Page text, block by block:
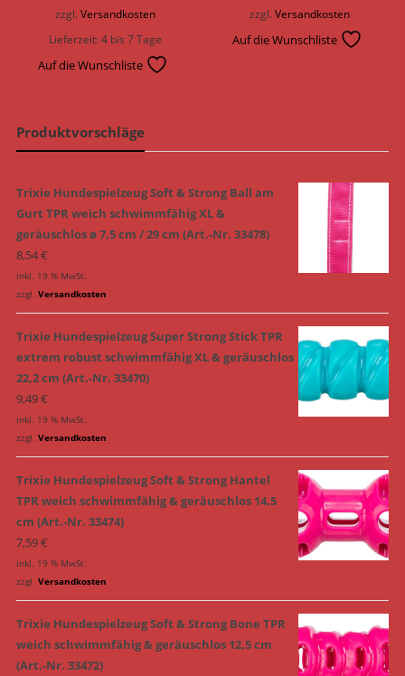
zzgl.Versandkosten
Lieferzeit:4 bis 7 Tage
Auf die Wunschliste
zzgl. Versandkosten
Auf die Wunschliste
Produktvorschläge
Trixie Hundespielzeug Soft & Strong Ball am
Gurt TPR weich schwimmfähig XL &
geräuschlos ø 7,5 cm / 29 cm (Art.-Nr. 33478)
8,54€
inkl. 19 % MwSt.
zzgl. Versandkosten
Trixie Hundespielzeug Super Strong Stick TPR
extrem robust schwimmfähig XL & geräuschlos
22,2 cm (Art.-Nr. 33470)
9,49€
inkl. 19 % MwSt.
zzgl. Versandkosten
Trixie Hundespielzeug Soft & Strong Hantel
TPR weich schwimmfähig & geräuschlos 14,5
cm (Art.-Nr. 33474)
7,59€
inkl. 19 % MwSt.
zzgl. Versandkosten
Trixie Hundespielzeug Soft & Strong Bone TPR
weich schwimmfähig & geräuschlos 12,5 cm
(Art.-Nr. 33472)